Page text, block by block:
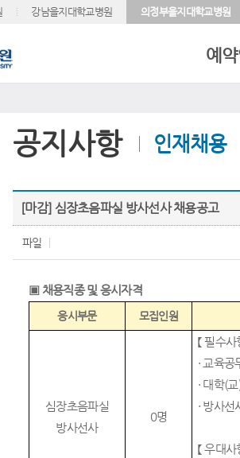
강남을지대학교병원 의정부을지대학교병원
예
공지사항 인재채용
[마감] 심장초음파실 방사선사 채용공고
파일
▣ 채용직종 및 응시자격
응시부문 모집인원
심장초음파실
방사선사
0명
【필수사
·교육공
· 대학(교
· 방사선
【우대사